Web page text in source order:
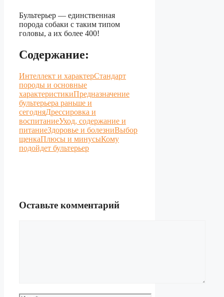
Бультерьер ― единственная
порода собаки с таким типом
головы, а их более 400!
Содержание:
Интеллект и характерСтандарт
породы и основные
характеристикиПредназначение
бультерьера раньше и
сегодняДрессировка и
воспитаниеУход, содержание и
питаниеЗдоровье и болезниВыбор
щенкаПлюсы и минусыКому
подойдет бультерьер
Оставьте комментарий